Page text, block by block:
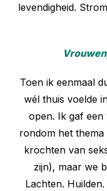
levendigheid.
Toen ik eenmaal
wél thuis voelde
open. Ik gaf
rondom het thema
krochten van
zijn), maar we
Lachten.